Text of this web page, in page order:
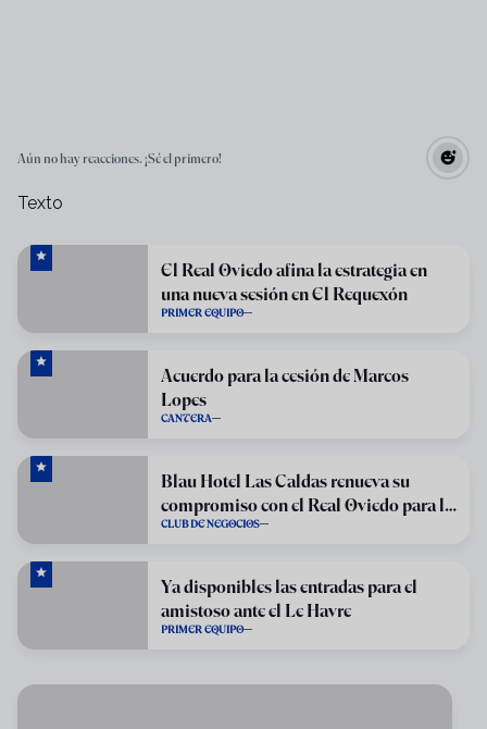
Aún no hay reacciones. ¡Sé el primero!
Texto
El Real Oviedo afina la estrategia en
una nueva sesión en El Requexón
PRIMER EQUIPO
Acuerdo para la cesión de Marcos
Lopes
CANTERA
Blau Hotel Las Caldas renueva su
compromiso con el Real Oviedo para la
temporada 2026/27
CLUB DE NEGOCIOS
Ya disponibles las entradas para el
amistoso ante el Le Havre
PRIMER EQUIPO